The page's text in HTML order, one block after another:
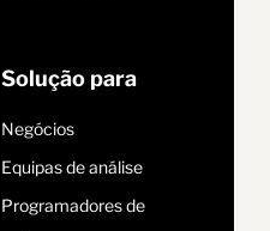
Solução para
Negócios
Equipas de análise
Programadores de